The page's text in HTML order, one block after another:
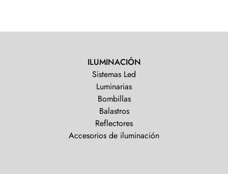
ILUMINACIÓN
Sistemas Led
Luminarias
Bombillas
Balastros
Reflectores
Accesorios de iluminación